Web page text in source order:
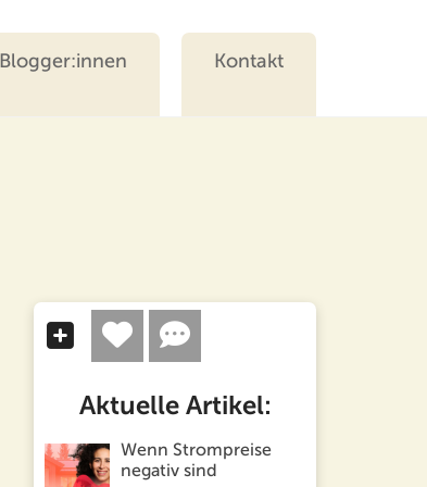
Blogger:innen Kontakt
Aktuelle Artikel:
Wenn Strompreise
negativ sind